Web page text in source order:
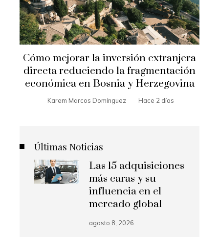
Cómo mejorar la inversión extranjera
directa reduciendo la fragmentación
económica en Bosnia y Herzegovina
Karem Marcos Domínguez Hace 2 días
Últimas Noticias
Las 15 adquisiciones
más caras y su
influencia en el
mercado global
agosto 8, 2026